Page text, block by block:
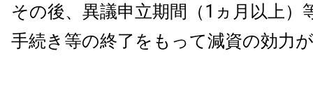
その後、異議申立期間（1ヵ月以上）
手続き等の終了をもって減資の効力